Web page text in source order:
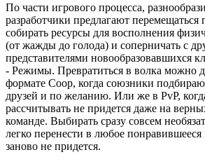
По части игрового процесса,
разработчики предлагают перемещаться
собирать ресурсы для восполнения
(от жажды до голода) и соперничать с
представителями новообразовавшихся
- Режимы. Превратиться в волка можно
формате Coop, когда союзники
друзей и по желанию. Или же в PvP,
рассчитывать не придется даже на
команде. Выбирать сразу совсем
легко перенести в любое понравившееся
заново не придется.